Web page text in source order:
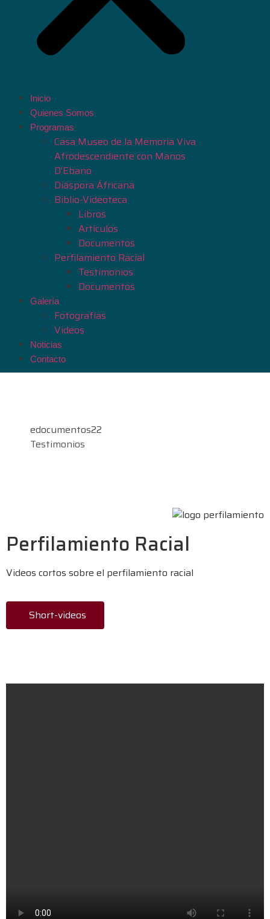
Inicio
Quienes Somos
Programas
Casa Museo de la Memoria Viva
Afrodescendiente con Manos
D’Ebano
Diáspora Áfricana
Biblio-Videoteca
Libros
Artículos
Documentos
Perfilamiento Racial
Testimonios
Documentos
Galería
Fotografías
Videos
Noticias
Contacto
edocumentos22
Testimonios
Perfilamiento Racial
Videos cortos sobre el perfilamiento racial
Short-videos